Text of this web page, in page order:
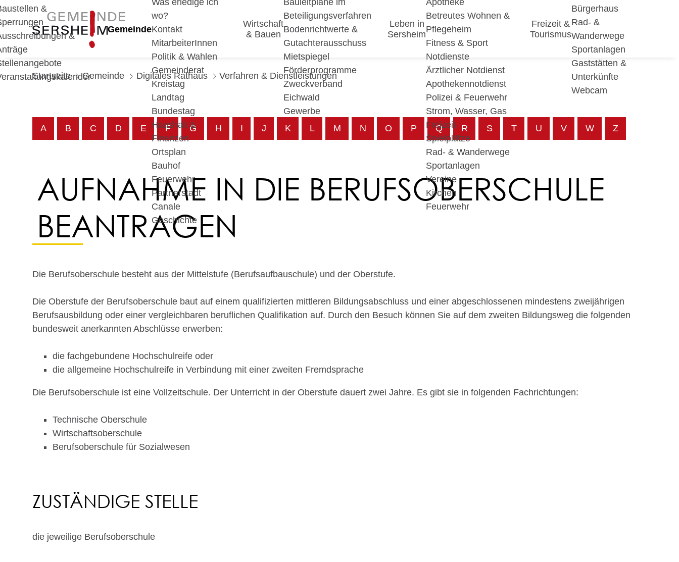
&
&
Gemeinde
wo?
Kontakt
MitarbeiterInnen
Politik & Wahlen
Gemeinderat
Kreistag
Landtag
Bundestag
Haushalt &
Finanzen
Ortsplan
Bauhof
Feuerwehr
Partnerstadt
Canale
Geschichte
Wirtschaft
& Bauen
Beteiligungsverfahren
Bodenrichtwerte &
Gutachterausschuss
Mietspiegel
Förderprogramme
Zweckverband
Eichwald
Gewerbe
Leben in
Sersheim
Betreutes Wohnen &
Pflegeheim
Fitness & Sport
Notdienste
Ärztlicher Notdienst
Apothekennotdienst
Polizei & Feuerwehr
Strom, Wasser, Gas
Freizeit
Spielplätze
Rad- & Wanderwege
Sportanlagen
Vereine
Kirchen
Feuerwehr
Freizeit &
Tourismus
Bürgerhaus
Rad- &
Wanderwege
Sportanlagen
Gaststätten &
Unterkünfte
Webcam
Startseite Gemeinde Digitales Rathaus Verfahren & Dienstleistungen
A B C D E F G H I J K L M N O P Q R S T U V W Z
AUFNAHME IN DIE BERUFSOBERSCHULE
BEANTRAGEN
Die Berufsoberschule besteht aus der Mittelstufe (Berufsaufbauschule) und der Oberstufe.
Die Oberstufe der Berufsoberschule baut auf einem qualifizierten mittleren Bildungsabschluss und einer abgeschlossenen mindestens zweijährigen
Berufsausbildung oder einer vergleichbaren beruflichen Qualifikation auf. Durch den Besuch können Sie auf dem zweiten Bildungsweg die folgenden
bundesweit anerkannten Abschlüsse erwerben:
die fachgebundene Hochschulreife oder
die allgemeine Hochschulreife in Verbindung mit einer zweiten Fremdsprache
Die Berufsoberschule ist eine Vollzeitschule. Der Unterricht in der Oberstufe dauert zwei Jahre. Es gibt sie in folgenden Fachrichtungen:
Technische Oberschule
Wirtschaftsoberschule
Berufsoberschule für Sozialwesen
ZUSTÄNDIGE STELLE
die jeweilige Berufsoberschule